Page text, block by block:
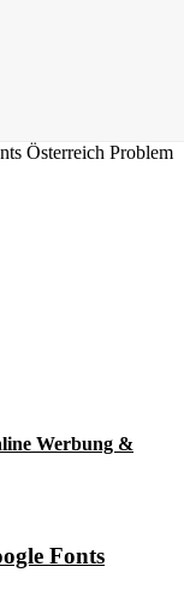
Werbung &
Fonts